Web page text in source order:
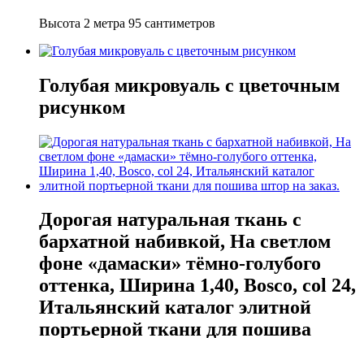
Высота 2 метра 95 сантиметров
Голубая микровуаль с цветочным
рисунком
Дорогая натуральная ткань с
бархатной набивкой, На светлом
фоне «дамаски» тёмно-голубого
оттенка, Ширина 1,40, Bosco, col 24,
Итальянский каталог элитной
портьерной ткани для пошива